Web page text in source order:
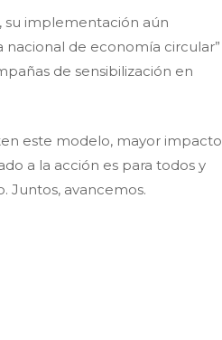
su implementación aún
nacional de economía circular”
de sensibilización en
este modelo, mayor impacto
a la acción es para todos y
Juntos, avancemos.